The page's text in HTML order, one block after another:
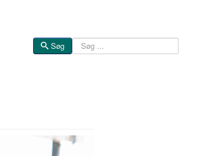
Søg Søg